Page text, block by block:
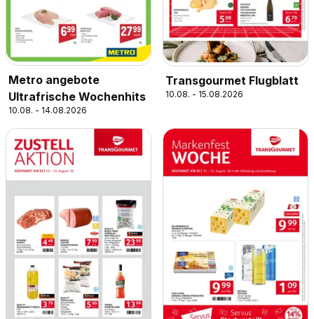
Metro angebote
Ultrafrische Wochenhits
10.08. - 14.08.2026
Transgourmet Flugblatt
10.08. - 15.08.2026